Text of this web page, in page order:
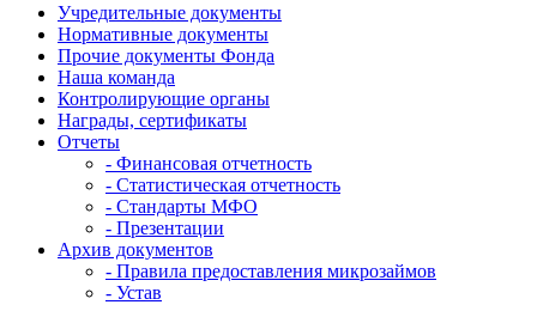
Учредительные документы
Нормативные документы
Прочие документы Фонда
Наша команда
Контролирующие органы
Награды, сертификаты
Отчеты
- Финансовая отчетность
- Статистическая отчетность
- Стандарты МФО
- Презентации
Архив документов
- Правила предоставления микрозаймов
- Устав